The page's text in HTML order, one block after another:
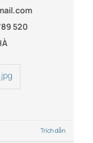
520
Trích dẫn